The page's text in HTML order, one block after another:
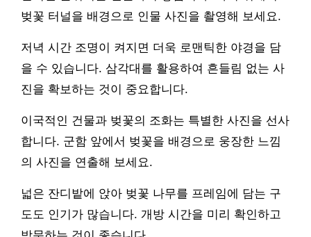
벚꽃 터널을 배경으로 인물 사진을 촬영해 보세요.
저녁 시간 조명이 켜지면 더욱 로맨틱한 야경을 담
을 수 있습니다. 삼각대를 활용하여 흔들림 없는 사
진을 확보하는 것이 중요합니다.
이국적인 건물과 벚꽃의 조화는 특별한 사진을 선사
합니다. 군함 앞에서 벚꽃을 배경으로 웅장한 느낌
의 사진을 연출해 보세요.
넓은 잔디밭에 앉아 벚꽃 나무를 프레임에 담는 구
도도 인기가 많습니다. 개방 시간을 미리 확인하고